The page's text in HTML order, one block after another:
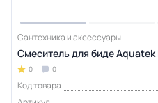
Сантехника и аксессуары
Смеситель для биде Aquatek
0 0
Код товара